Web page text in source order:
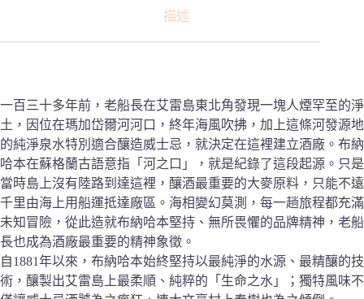
描述
一百三十多年前，老船長在艾雷島東北角發現一塊人煙罕至的淨
土，因位在瑪加岱爾河河口，終年海風吹拂，加上這條河發源地
的純淨泉水特別適合釀造威士忌，就決定在這裡建立酒廠。布納
哈本在蘇格蘭古語意指「河之口」，就是紀錄了這段起源。只是
當時島上沒有陸路到達這裡，釀酒最重要的大麥原料，只能不遠
千里由海上用船運抵達廠區。海相變幻莫測，每一趟旅程都充滿
未知冒險，從此造就布納哈本堅持、無所畏懼的品牌精神，老船
長也成為酒廠最重要的精神象徵。
自1881年以來，布納哈本始終堅持以最純淨的水源、最精釀的技
術，釀製出艾雷島上最柔順、純粹的「生命之水」；獨特風味不